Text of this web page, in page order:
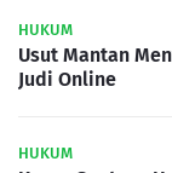
HUKUM
Usut Mantan
Judi Online
HUKUM